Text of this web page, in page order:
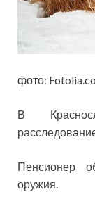
фото:
В
Пенсионер
оружия.